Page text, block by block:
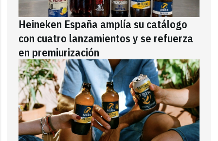
Heineken España amplía su catálogo
con cuatro lanzamientos y se refuerza
en premiurización